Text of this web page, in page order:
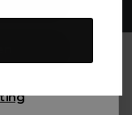
Klanten beoordelen